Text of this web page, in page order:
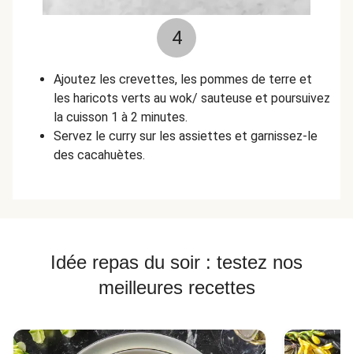
4
Ajoutez les crevettes, les pommes de terre et
les haricots verts au wok/ sauteuse et poursuivez
la cuisson 1 à 2 minutes.
Servez le curry sur les assiettes et garnissez-le
des cacahuètes.
Idée repas du soir : testez nos
meilleures recettes